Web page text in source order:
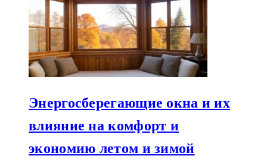
Энергосберегающие окна и их
влияние на комфорт и
экономию летом и зимой